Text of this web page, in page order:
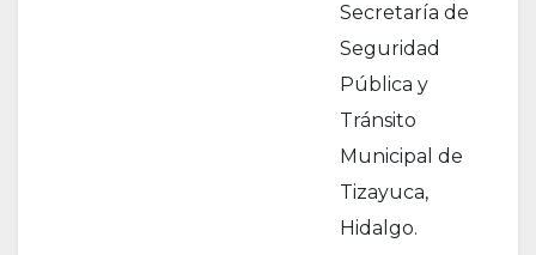
Secretaría de
Seguridad
Pública y
Tránsito
Municipal de
Tizayuca,
Hidalgo.